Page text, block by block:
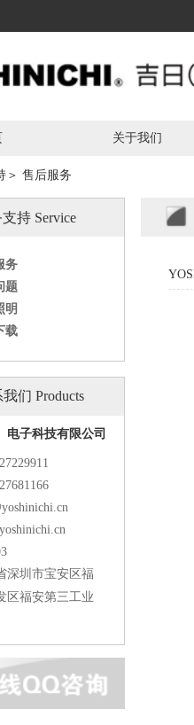
关于我们
＞ 售后服务
持 Service
务
题
明
载
们 Products
电子科技有限公司
深圳市宝安区福
区福安第三工业